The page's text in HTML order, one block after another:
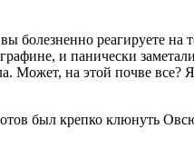
реагируете на
и панически
Может, на этой почве
был крепко клюнуть